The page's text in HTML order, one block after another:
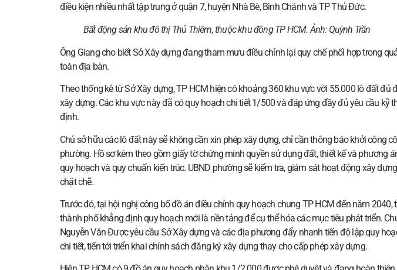
điều kiện nhiều nhất tập trung ở quận 7, huyện Nhà Bè, Bình Chánh và TP Thủ Đức.
Bất động sản khu đô thị Thủ Thiêm, thuộc khu đông TP HCM. Ảnh: Quỳnh Trần
Ông Giang cho biết Sở Xây dựng đang tham mưu điều chỉnh lại quy chế phối hợp trong
toàn địa bàn.
Theo thống kê từ Sở Xây dựng, TP HCM hiện có khoảng 360 khu vực với 55.000 lô đất đủ
xây dựng. Các khu vực này đã có quy hoạch chi tiết 1/500 và đáp ứng đầy đủ yêu cầu kỹ
định.
Chủ sở hữu các lô đất này sẽ không cần xin phép xây dựng, chỉ cần thông báo khởi công
phường. Hồ sơ kèm theo gồm giấy tờ chứng minh quyền sử dụng đất, thiết kế và phương
quy hoạch và quy chuẩn kiến trúc. UBND phường sẽ kiểm tra, giám sát hoạt động xây
chặt chẽ.
Trước đó, tại hội nghị công bố đồ án điều chỉnh quy hoạch chung TP HCM đến năm 2040,
thành phố khẳng định quy hoạch mới là nền tảng để cụ thể hóa các mục tiêu phát triển.
Nguyễn Văn Được yêu cầu Sở Xây dựng và các địa phương đẩy nhanh tiến độ lập quy
chi tiết, tiến tới triển khai chính sách đăng ký xây dựng thay cho cấp phép xây dựng.